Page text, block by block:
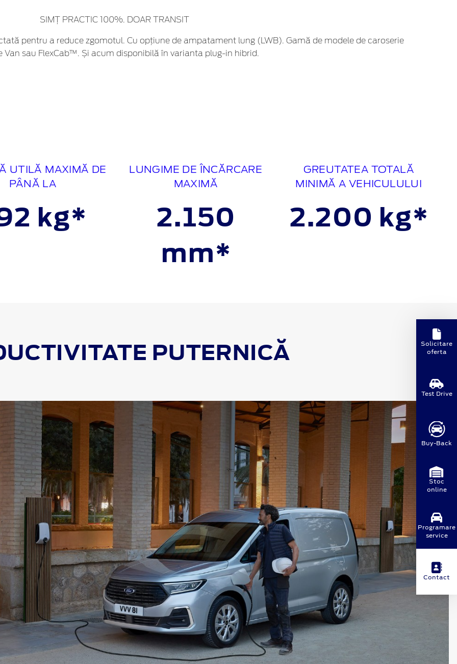
SIMȚ PRACTIC 100%. DOAR TRANSIT
pentru a reduce zgomotul. Cu opțiune de ampatament lung (LWB). Gamă de modele de caroserie
Van sau FlexCab™. Și acum disponibilă în varianta plug-in hibrid.
UTILĂ MAXIMĂ DE
PÂNĂ LA
kg*
LUNGIME DE ÎNCĂRCARE
MAXIMĂ
2.150
mm*
GREUTATEA TOTALĂ
MINIMĂ A VEHICULULUI
2.200 kg*
PUTERNICĂ
Solicitare
oferta
Test Drive
Buy-Back
Stoc
online
Programare
service
Contact